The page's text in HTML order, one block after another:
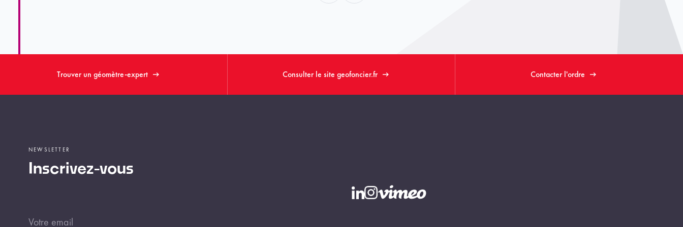
Trouver un géomètre-expert Consulter le site geofoncier.fr Contacter l'ordre
Inscrivez-vous
NEWSLETTER